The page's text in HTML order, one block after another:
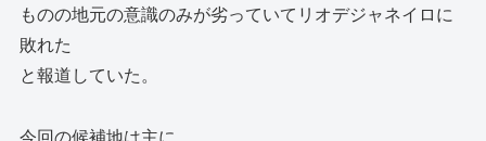
ものの地元の意識のみが劣っていてリオデジャネイロに
敗れた
と報道していた。